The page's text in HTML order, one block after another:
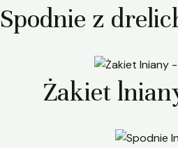
Spodnie z
Żakiet